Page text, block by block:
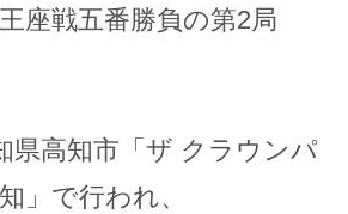
座戦五番勝負の第2局
県高知市「ザ クラウンパ
」で行われ、